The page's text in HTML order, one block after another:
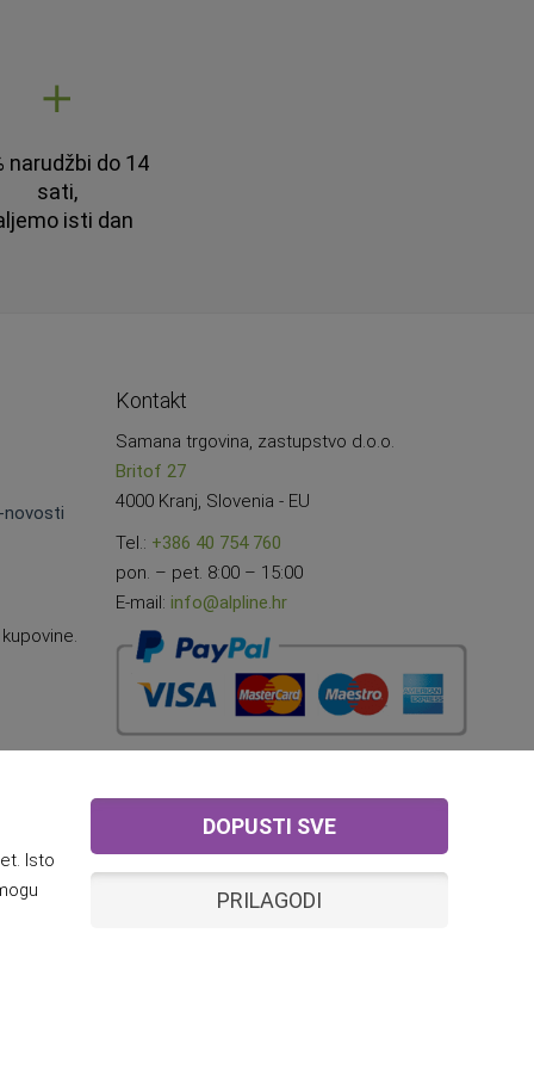
narudžbi do 14
sati,
isti dan
novosti
Kontakt
Samana trgovina, zastupstvo d.o.o.
Britof 27
4000 Kranj, Slovenia - EU
Tel.: +386 40 754 760
pon. – pet. 8:00 – 15:00
E-mail: info@alpline.hr
Isto
DOPUSTI SVE
PRILAGODI